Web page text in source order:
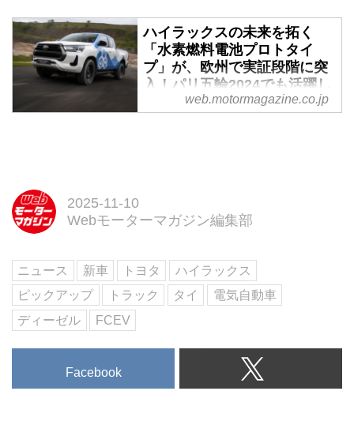
ハイラックスの未来を拓く
「水素燃料電池プロトタイ
プ」が、欧州で実証段階に突
入！パリ五輪2024でも活躍し
そうだ - Webモーターマガジ
かにしました。排出ガスを一切出
ン戦略の要として新たなマイルス
トーンを目指すことになります。
web.motormagazine.co.jp
2025-11-10
Webモーターマガジン編集部
ニュース 新車 トヨタ
ハイラックス
ピックアップ
トラック タイ
電気自動車
ディーゼル
FCEV
Facebook